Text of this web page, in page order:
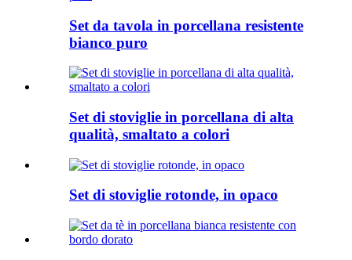
Set da tavola in porcellana resistente
bianco puro
Set di stoviglie in porcellana di alta
qualità, smaltato a colori
Set di stoviglie rotonde, in opaco